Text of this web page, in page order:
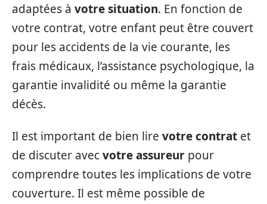
adaptées à votre situation. En fonction de
votre contrat, votre enfant peut être couvert
pour les accidents de la vie courante, les
frais médicaux, l’assistance psychologique, la
garantie invalidité ou même la garantie
décès.
Il est important de bien lire votre contrat et
de discuter avecvotre assureur pour
comprendre toutes les implications de votre
couverture. Il est même possible de